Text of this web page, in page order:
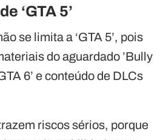
‘GTA 5’
se limita a ‘GTA 5’, pois
do aguardado ’Bully
6’ e conteúdo de DLCs
riscos sérios, porque